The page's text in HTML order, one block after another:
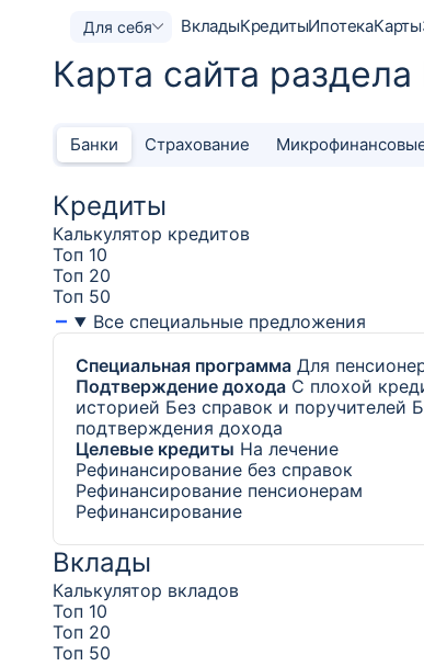
Для себя ВкладыКредитыИпотекаКарты
Карта сайта раздела
Банки Страхование
Кредиты
Калькулятор кредитов
Топ 10
Топ 20
Топ 50
Все специальные предложения
Специальная программа Для
Подтверждение дохода С плохой
историей Без справок и поручителей
подтверждения дохода
Целевые кредиты На лечение
Рефинансирование без справок
Рефинансирование пенсионерам
Рефинансирование
Вклады
Калькулятор вкладов
Топ 10
Топ 20
Топ 50